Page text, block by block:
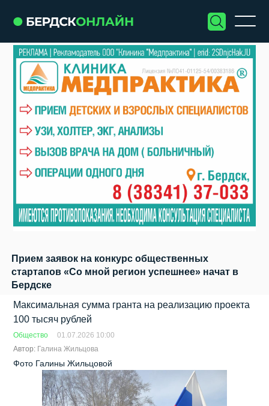
Прием заявок на конкурс общественных
стартапов «Со мной регион успешнее» начат в
Бердске
Максимальная сумма гранта на реализацию проекта
100 тысяч рублей
Общество
01.07.2026 10:00
Автор: Галина Жильцова
Фото Галины Жильцовой